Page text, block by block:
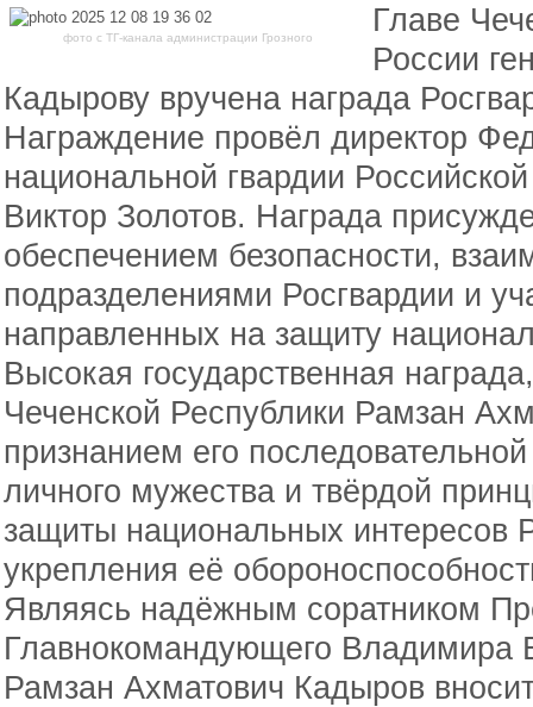
фото с ТГ-канала администрации Грозного
Главе
России
Кадырову вручена награда
Награждение провёл директор
национальной гвардии
Виктор Золотов. Награда
обеспечением безопасности,
подразделениями Росгвардии и
направленных на защиту
Высокая государственная
Чеченской Республики Рамзан
признанием его
личного мужества и твёрдой
защиты национальных интересов
укрепления её
Являясь надёжным соратником
Главнокомандующего Владимира
Рамзан Ахматович Кадыров